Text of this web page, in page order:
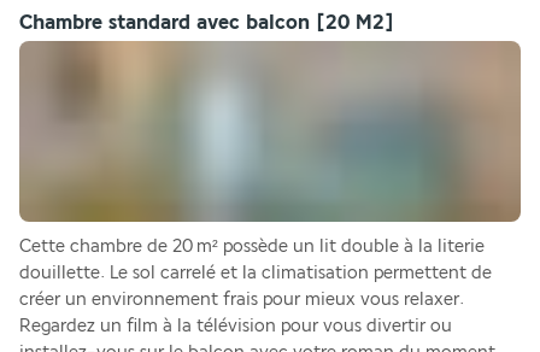
Chambre standard avec balcon [20 M2]
Cette chambre de 20 m² possède un lit double à la literie
douillette. Le sol carrelé et la climatisation permettent de
créer un environnement frais pour mieux vous relaxer.
Regardez un film à la télévision pour vous divertir ou